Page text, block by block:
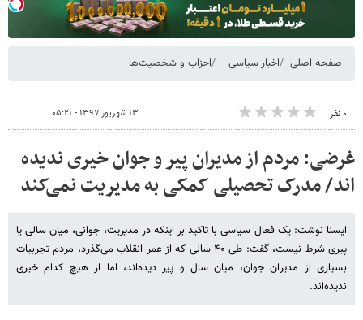
صفحه اصلی اخبار سیاسی احزاب و شخصیت‌ها
۰ نفر ۱۳ شهریور ۱۳۹۷ - ۰۵:۲۱
غرضی: مردم از مدیران پیر و جوان خیری ندیده
اند/ مدرک تحصیلی کمکی به مدیریت نمی‌کند
ایسنا نوشت: یک فعال سیاسی با تاکید بر اینکه در مدیریت، جوانی، میان سالی یا
پیری شرط نیست، گفت: طی ۴۰ سالی که از عمر انقلاب می‌گذرد، مردم تجربیات
بسیاری از مدیران جوان، میان سال و پیر دیده‌اند، اما از هیچ کدام خیری
ندیده‌اند.